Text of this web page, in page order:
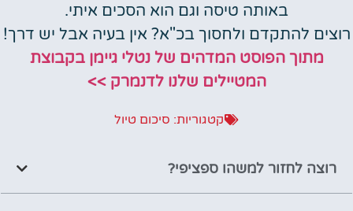
באותה טיסה וגם הוא הסכים איתי.
רוצים להתקדם ולחסוך בכ"א? אין בעיה אבל יש דרך!
מתוך הפוסט המדהים של נטלי גיימן בקבוצת
המטיילים שלנו לדנמרק >>
קטגוריות: סיכום טיול
רוצה לחזור למשהו ספציפי?